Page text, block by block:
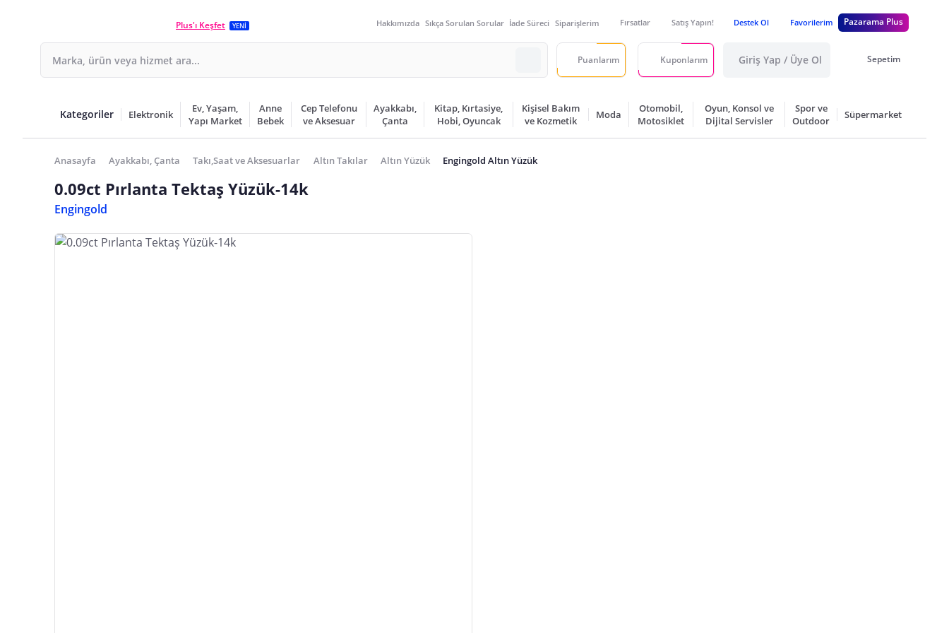
Plus'ı Keşfet YENİ Hakkımızda Sıkça Sorulan Sorular İade Süreci Siparişlerim Fırsatlar Satış Yapın! Destek Ol Favorilerim Pazarama Plus
Puanlarım Kuponlarım Giriş Yap / Üye Ol Sepetim
Kategoriler Elektronik
Ev, Yaşam,
Yapı Market
Anne
Bebek
Cep Telefonu
ve Aksesuar
Ayakkabı,
Çanta
Kitap, Kırtasiye,
Hobi, Oyuncak
Kişisel Bakım
ve Kozmetik
Moda
Otomobil,
Motosiklet
Oyun, Konsol ve
Dijital Servisler
Spor ve
Outdoor
Süpermarket
Anasayfa Ayakkabı, Çanta Takı,Saat ve Aksesuarlar Altın Takılar Altın Yüzük Engingold Altın Yüzük
0.09ct Pırlanta Tektaş Yüzük-14k
Engingold